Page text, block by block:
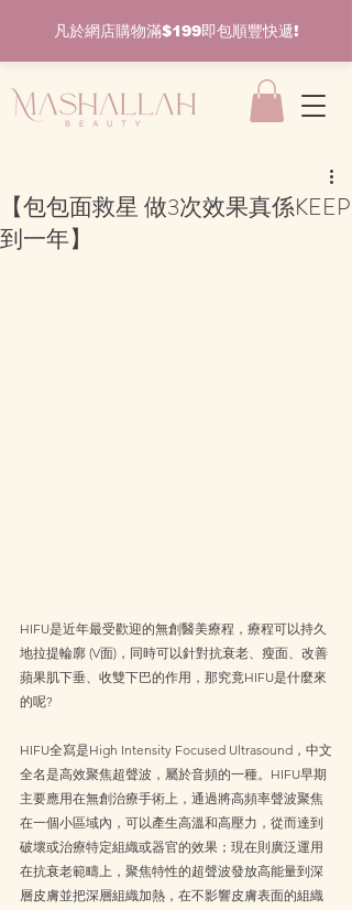
凡於網店購物滿$199即包順豐快遞!
【包包面救星 做3次效果真係KEEP
到一年】
HIFU是近年最受歡迎的無創醫美療程，療程可以持久
地拉提輪廓 (V面)，同時可以針對抗衰老、瘦面、改善
蘋果肌下垂、收雙下巴的作用，那究竟HIFU是什麼來
的呢?
HIFU全寫是High Intensity Focused Ultrasound，中文
全名是高效聚焦超聲波，屬於音頻的一種。HIFU早期
主要應用在無創治療手術上，通過將高頻率聲波聚焦
在一個小區域內，可以產生高溫和高壓力，從而達到
破壞或治療特定組織或器官的效果；現在則廣泛運用
在抗衰老範疇上，聚焦特性的超聲波發放高能量到深
層皮膚並把深層組織加熱，在不影響皮膚表面的組織